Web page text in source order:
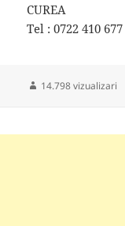
CUREA
Tel : 0722 410 677
14.798 vizualizari